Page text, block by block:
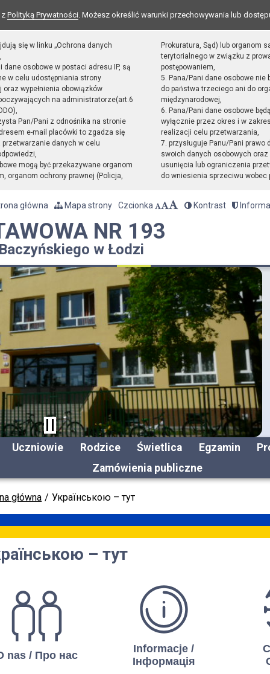
z Polityką Prywatności. Możesz określić warunki przechowywania lub
się w linku „Ochrona danych
dane osobowe w postaci adresu IP, są
w celu udostępniania strony
oraz wypełnienia obowiązków
na administratorze(art.6
Pan/Pani z odnośnika na stronie
e-mail placówki to zgadza się
przetwarzanie danych w celu
mogą być przekazywane organom
organom ochrony prawnej (Policja,
Prokuratura, Sąd) lub organom
terytorialnego w związku z
postępowaniem,
5. Pana/Pani dane osobowe nie
do państwa trzeciego ani do
międzynarodowej,
6. Pana/Pani dane osobowe
wyłącznie przez okres i w
realizacji celu przetwarzania,
7. przysługuje Panu/Pani prawo
swoich danych osobowych
usunięcia lub ograniczenia
do wniesienia sprzeciwu wobec
główna Mapa strony Czcionka Kontrast
NR 193
w Łodzi
Uczniowie Rodzice Świetlica Egzamin
Zamówienia publiczne
główna Українською – тут
– тут
nas / Про нас
Informacje /
Інформація